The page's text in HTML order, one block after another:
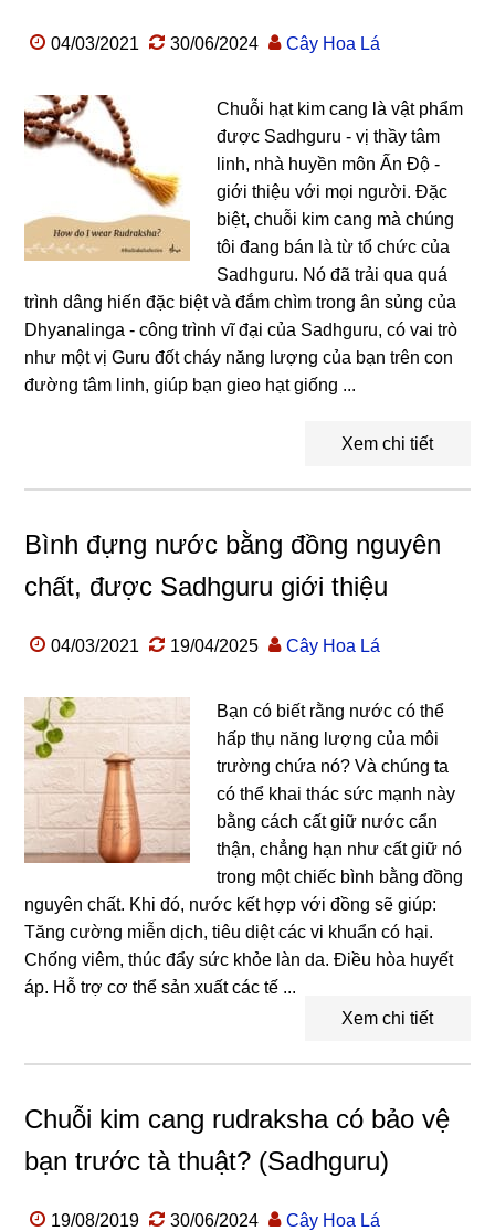
04/03/2021 30/06/2024 Cây Hoa Lá
Chuỗi hạt kim cang là vật phẩm
được Sadhguru - vị thầy tâm
linh, nhà huyền môn Ấn Độ -
giới thiệu với mọi người. Đặc
biệt, chuỗi kim cang mà chúng
tôi đang bán là từ tổ chức của
Sadhguru. Nó đã trải qua quá
trình dâng hiến đặc biệt và đắm chìm trong ân sủng của
Dhyanalinga - công trình vĩ đại của Sadhguru, có vai trò
như một vị Guru đốt cháy năng lượng của bạn trên con
đường tâm linh, giúp bạn gieo hạt giống ...
Xem chi tiết
Bình đựng nước bằng đồng nguyên
chất, được Sadhguru giới thiệu
04/03/2021 19/04/2025 Cây Hoa Lá
Bạn có biết rằng nước có thể
hấp thụ năng lượng của môi
trường chứa nó? Và chúng ta
có thể khai thác sức mạnh này
bằng cách cất giữ nước cẩn
thận, chẳng hạn như cất giữ nó
trong một chiếc bình bằng đồng
nguyên chất. Khi đó, nước kết hợp với đồng sẽ giúp:
Tăng cường miễn dịch, tiêu diệt các vi khuẩn có hại.
Chống viêm, thúc đẩy sức khỏe làn da. Điều hòa huyết
áp. Hỗ trợ cơ thể sản xuất các tế ...
Xem chi tiết
Chuỗi kim cang rudraksha có bảo vệ
bạn trước tà thuật? (Sadhguru)
19/08/2019 30/06/2024 Cây Hoa Lá